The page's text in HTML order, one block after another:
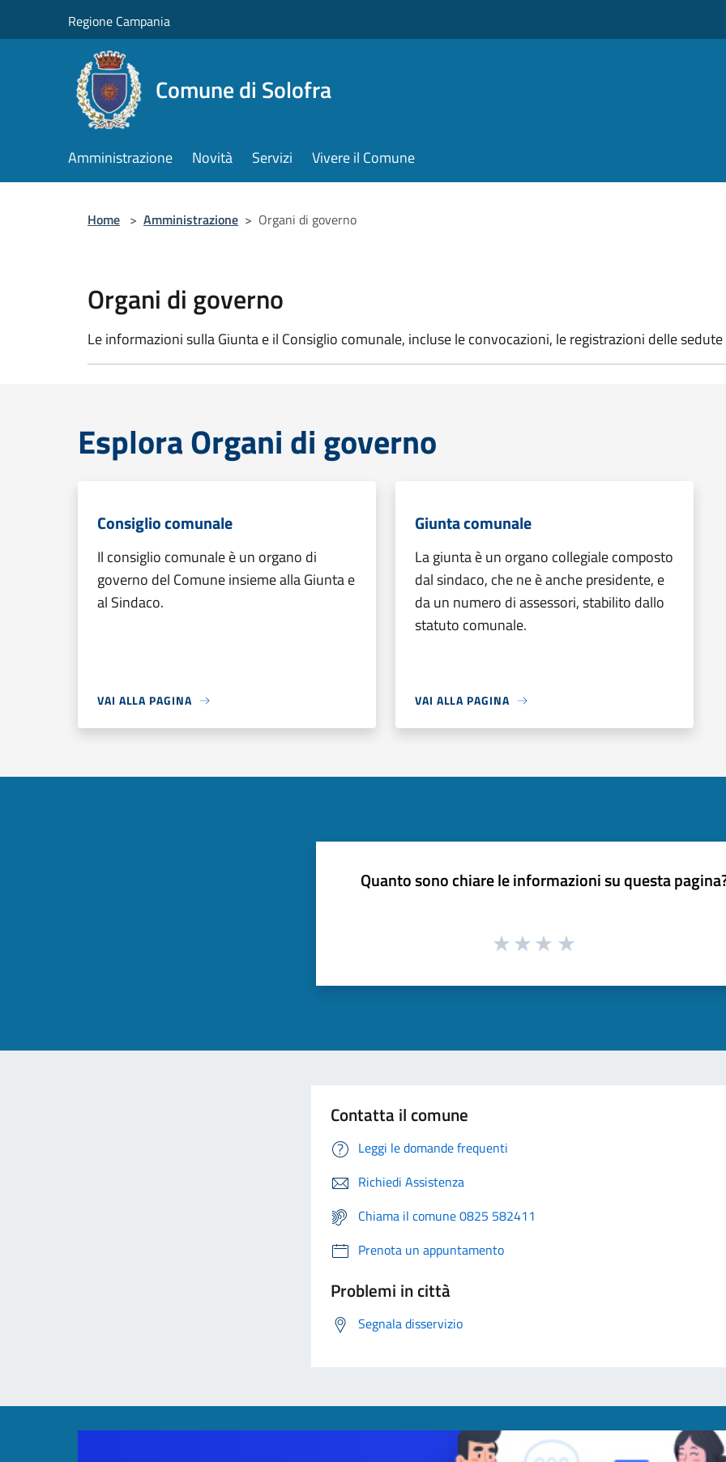
Regione Campania
Comune di Solofra
Amministrazione Novità Servizi Vivere il Comune
Home > Amministrazione > Organi di governo
Organi di governo
Le informazioni sulla Giunta e il Consiglio comunale, incluse le convocazioni, le registrazioni delle
Esplora Organi di governo
Consiglio comunale
Il consiglio comunale è un organo di
governo del Comune insieme alla Giunta e
al Sindaco.
VAI ALLA PAGINA
Giunta comunale
La giunta è un organo collegiale composto
dal sindaco, che ne è anche presidente, e
da un numero di assessori, stabilito dallo
statuto comunale.
VAI ALLA PAGINA
Quanto sono chiare le informazioni su questa
Contatta il comune
Leggi le domande frequenti
Richiedi Assistenza
Chiama il comune 0825 582411
Prenota un appuntamento
Problemi in città
Segnala disservizio